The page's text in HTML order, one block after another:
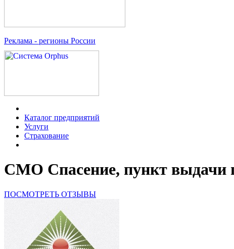
Реклама - регионы России
Каталог предприятий
Услуги
Страхование
СМО Спасение, пункт
ПОСМОТРЕТЬ ОТЗЫВЫ